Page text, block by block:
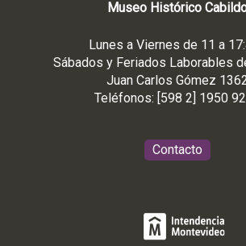
Museo Histórico
Lunes a Viernes de 11 a
Sábados y Feriados Laborables
Juan Carlos Gómez
Teléfonos: [598 2] 1950
Contacto